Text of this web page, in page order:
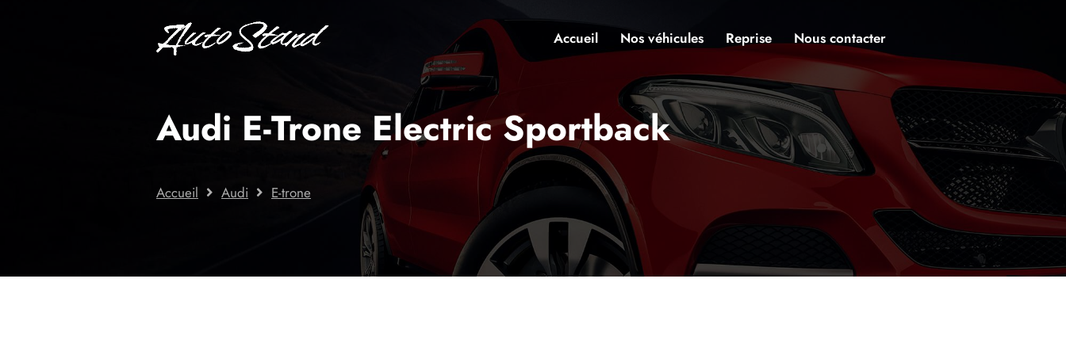
Accueil Nos véhicules Reprise Nous contacter
Audi E-Trone Electric Sportback
Accueil Audi E-trone